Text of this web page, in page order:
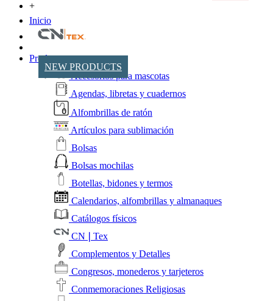
+
Inicio
NEW PRODUCTS
Productos
Accesorios para mascotas
Agendas, libretas y cuadernos
Alfombrillas de ratón
Artículos para sublimación
Bolsas
Bolsas mochilas
Botellas, bidones y termos
Calendarios, alfombrillas y almanaques
Catálogos físicos
CN❘Tex
Complementos y Detalles
Congresos, monederos y tarjeteros
Conmemoraciones Religiosas